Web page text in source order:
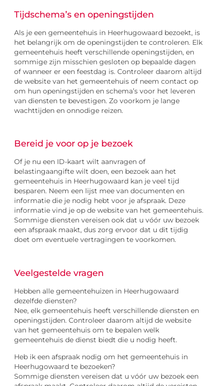
Tijdschema’s en openingstijden
Als je een gemeentehuis in Heerhugowaard bezoekt, is
het belangrijk om de openingstijden te controleren. Elk
gemeentehuis heeft verschillende openingstijden, en
sommige zijn misschien gesloten op bepaalde dagen
of wanneer er een feestdag is. Controleer daarom altijd
de website van het gemeentehuis of neem contact op
om hun openingstijden en schema’s voor het leveren
van diensten te bevestigen. Zo voorkom je lange
wachttijden en onnodige reizen.
Bereid je voor op je bezoek
Of je nu een ID-kaart wilt aanvragen of
belastingaangifte wilt doen, een bezoek aan het
gemeentehuis in Heerhugowaard kan je veel tijd
besparen. Neem een lijst mee van documenten en
informatie die je nodig hebt voor je afspraak. Deze
informatie vind je op de website van het gemeentehuis.
Sommige diensten vereisen ook dat u vóór uw bezoek
een afspraak maakt, dus zorg ervoor dat u dit tijdig
doet om eventuele vertragingen te voorkomen.
Veelgestelde vragen
Hebben alle gemeentehuizen in Heerhugowaard
dezelfde diensten?
Nee, elk gemeentehuis heeft verschillende diensten en
openingstijden. Controleer daarom altijd de website
van het gemeentehuis om te bepalen welk
gemeentehuis de dienst biedt die u nodig heeft.
Heb ik een afspraak nodig om het gemeentehuis in
Heerhugowaard te bezoeken?
Sommige diensten vereisen dat u vóór uw bezoek een